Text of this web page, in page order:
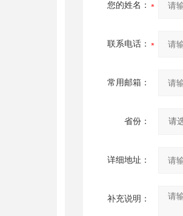
您的姓名：
联系电话：
常用邮箱：
省份：
详细地址：
补充说明：